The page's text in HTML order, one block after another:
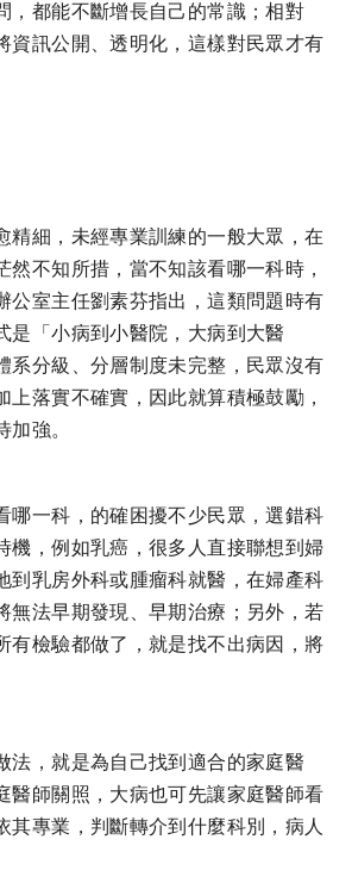
，都能不斷增長自己的常識；相對
資訊公開、透明化，這樣對民眾才有
精細，未經專業訓練的一般大眾，在
然不知所措，當不知該看哪一科時，
公室主任劉素芬指出，這類問題時有
是「小病到小醫院，大病到大醫
系分級、分層制度未完整，民眾沒有
上落實不確實，因此就算積極鼓勵，
加強。
哪一科，的確困擾不少民眾，選錯科
機，例如乳癌，很多人直接聯想到婦
到乳房外科或腫瘤科就醫，在婦產科
無法早期發現、早期治療；另外，若
有檢驗都做了，就是找不出病因，將
法，就是為自己找到適合的家庭醫
醫師關照，大病也可先讓家庭醫師看
其專業，判斷轉介到什麼科別，病人